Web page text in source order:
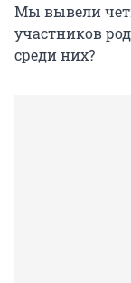
Мы вывели
участников
среди них?